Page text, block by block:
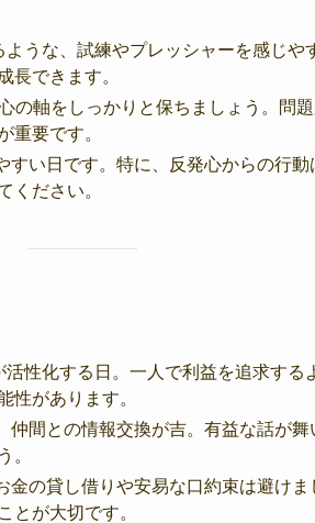
うな、試練やプレッシャーを感じや
長できます。
の軸をしっかりと保ちましょう。問
重要です。
すい日です。特に、反発心からの行
ください。
性化する日。一人で利益を追求する
性があります。
仲間との情報交換が吉。有益な話が
。
金の貸し借りや安易な口約束は避けま
とが大切です。